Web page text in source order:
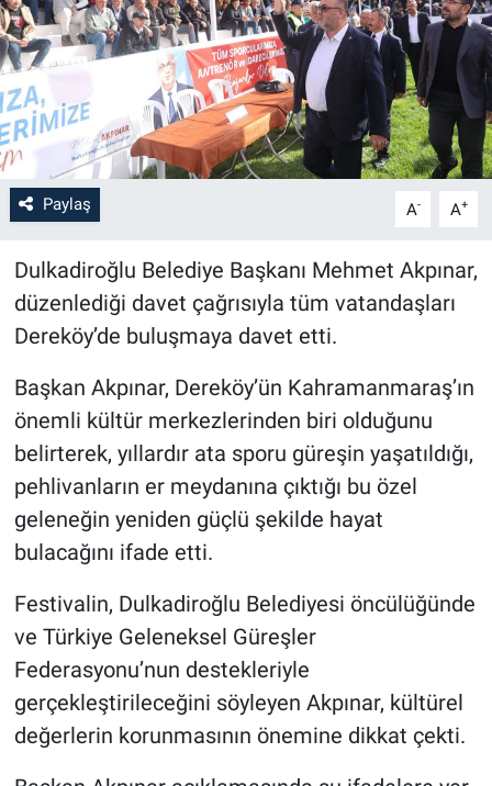
Paylaş A- A+
Dulkadiroğlu Belediye Başkanı Mehmet Akpınar,
düzenlediği davet çağrısıyla tüm vatandaşları
Dereköy’de buluşmaya davet etti.
Başkan Akpınar, Dereköy’ün Kahramanmaraş’ın
önemli kültür merkezlerinden biri olduğunu
belirterek, yıllardır ata sporu güreşin yaşatıldığı,
pehlivanların er meydanına çıktığı bu özel
geleneğin yeniden güçlü şekilde hayat
bulacağını ifade etti.
Festivalin, Dulkadiroğlu Belediyesi öncülüğünde
ve Türkiye Geleneksel Güreşler
Federasyonu’nun destekleriyle
gerçekleştirileceğini söyleyen Akpınar, kültürel
değerlerin korunmasının önemine dikkat çekti.
MAGAZİN
KÜLTÜR-SANAT
ÇEVRE